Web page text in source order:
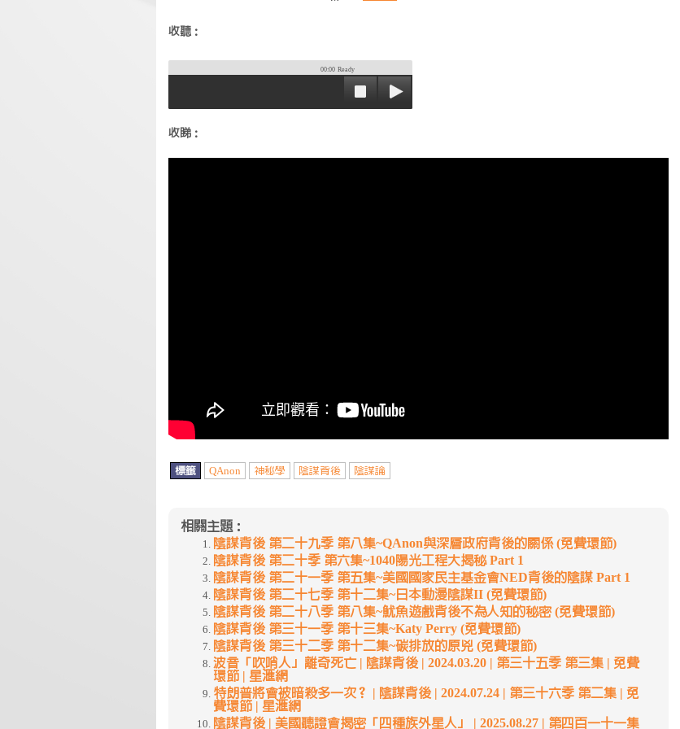
收聽：
00:00 Ready
收睇：
標籤 QAnon 神秘學 陰謀背後 陰謀論
相關主題：
陰謀背後 第二十九季 第八集~QAnon與深層政府背後的關係 (免費環節)
陰謀背後 第二十季 第六集~1040陽光工程大揭秘 Part 1
陰謀背後 第二十一季 第五集~美國國家民主基金會NED背後的陰謀 Part 1
陰謀背後 第二十七季 第十二集~日本動漫陰謀II (免費環節)
陰謀背後 第二十八季 第八集~魷魚遊戲背後不為人知的秘密 (免費環節)
陰謀背後 第三十一季 第十三集~Katy Perry (免費環節)
陰謀背後 第三十二季 第十二集~碳排放的原兇 (免費環節)
波音「吹哨人」離奇死亡 | 陰謀背後 | 2024.03.20 | 第三十五季 第三集 | 免費
環節 | 星滙網
特朗普將會被暗殺多一次？ | 陰謀背後 | 2024.07.24 | 第三十六季 第二集 | 免
費環節 | 星滙網
陰謀背後 | 美國聽證會揭密「四種族外星人」 | 2025.08.27 | 第四百一十一集